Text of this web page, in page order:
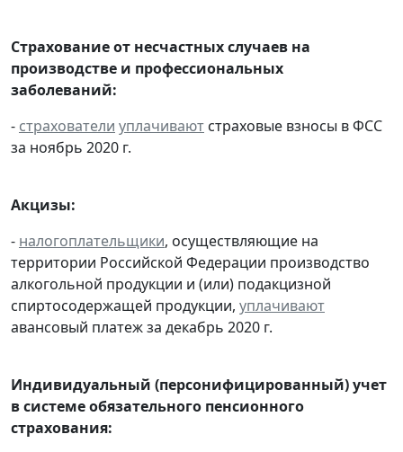
Страхование от несчастных случаев на
производстве и профессиональных
заболеваний:
- страхователи уплачивают страховые взносы в ФСС
за ноябрь 2020 г.
Акцизы:
- налогоплательщики, осуществляющие на
территории Российской Федерации производство
алкогольной продукции и (или) подакцизной
спиртосодержащей продукции, уплачивают
авансовый платеж за декабрь 2020 г.
Индивидуальный (персонифицированный) учет
в системе обязательного пенсионного
страхования: